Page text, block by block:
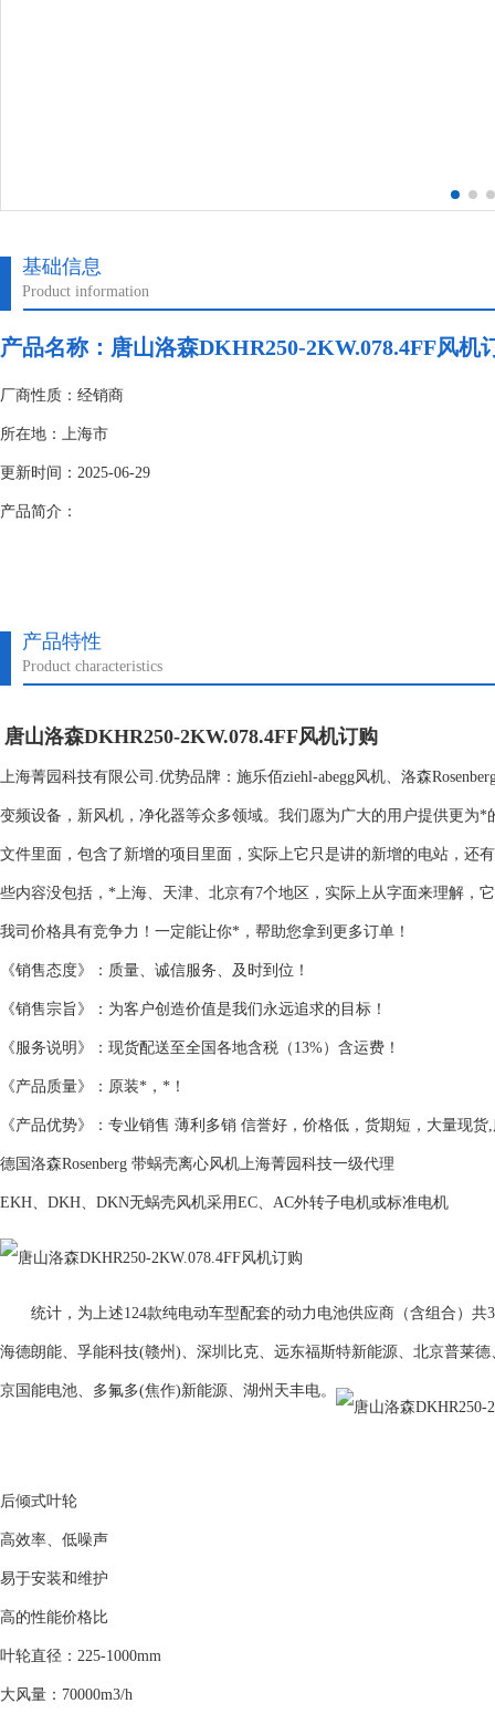
基础信息
Product information
产品名称：唐山洛森DKHR250-2KW.078.4FF风机
厂商性质：经销商
所在地：上海市
更新时间：2025-06-29
产品简介：
产品特性
Product characteristics
唐山洛森DKHR250-2KW.078.4FF风机订购
上海菁园科技有限公司.优势品牌：施乐佰ziehl-abegg风机、洛森
变频设备，新风机，净化器等众多领域。我们愿为广大的用户提供更
文件里面，包含了新增的项目里面，实际上它只是讲的新增的电站，还
些内容没包括，*上海、天津、北京有7个地区，实际上从字面来理解，
我司价格具有竞争力！一定能让你*，帮助您拿到更多订单！
《销售态度》：质量、诚信服务、及时到位！
《销售宗旨》：为客户创造价值是我们永远追求的目标！
《服务说明》：现货配送至全国各地含税（13%）含运费！
《产品质量》：原装*，*！
《产品优势》：专业销售 薄利多销 信誉好，价格低，货期短，大量现
德国洛森Rosenberg 带蜗壳离心风机上海菁园科技一级代理
EKH、DKH、DKN无蜗壳风机采用EC、AC外转子电机或标准电机
统计，为上述124款纯电动车型配套的动力电池供应商（含组合）共
海德朗能、孚能科技(赣州)、深圳比克、远东福斯特新能源、北京普莱
京国能电池、多氟多(焦作)新能源、湖州天丰电。
后倾式叶轮
高效率、低噪声
易于安装和维护
高的性能价格比
叶轮直径：225-1000mm
大风量：70000m3/h